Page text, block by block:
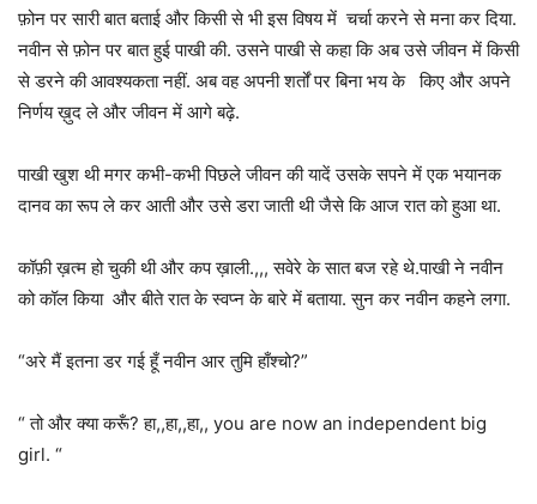
फ़ोन पर सारी बात बताई और किसी से भी इस विषय में चर्चा करने से मना कर दिया.
नवीन से फ़ोन पर बात हुई पाखी की. उसने पाखी से कहा कि अब उसे जीवन में किसी
से डरने की आवश्यकता नहीं. अब वह अपनी शर्तों पर बिना भय के किए और अपने
निर्णय ख़ुद ले और जीवन में आगे बढ़े.
पाखी खुश थी मगर कभी-कभी पिछले जीवन की यादें उसके सपने में एक भयानक
दानव का रूप ले कर आती और उसे डरा जाती थी जैसे कि आज रात को हुआ था.
कॉफ़ी ख़त्म हो चुकी थी और कप ख़ाली.,,, सवेरे के सात बज रहे थे.पाखी ने नवीन
को कॉल किया और बीते रात के स्वप्न के बारे में बताया. सुन कर नवीन कहने लगा.
“अरे मैं इतना डर गई हूँ नवीन आर तुमि हाँश्चो?”
“ तो और क्या करूँ? हा,,हा,,हा,, you are now an independent big
girl. “